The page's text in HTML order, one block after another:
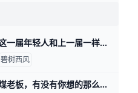
这一届年轻人和上一届一样，遭遇一样，困惑也一样 那天我写这年头，该怎么赚钱时，有读者留言问我说： 怎么看这一届年轻人普遍抱怨机会变少，或者说，更多人身处耗材型工作当中这个事实？ 开门见山的回答
碧树西风
煤老板，有没有你想的那么嗨？ 那天我写，这年头该怎么赚钱时，有个读者留言说，他好想听听煤老板的故事。 在他的理解当中，煤老板是个很爽的群体，就是导演们感慨的，昔日的黄金时代